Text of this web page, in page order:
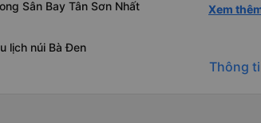
Sân Bay Tân Sơn Nhất
lịch núi Bà Đen
của họ).
Xem
Thông